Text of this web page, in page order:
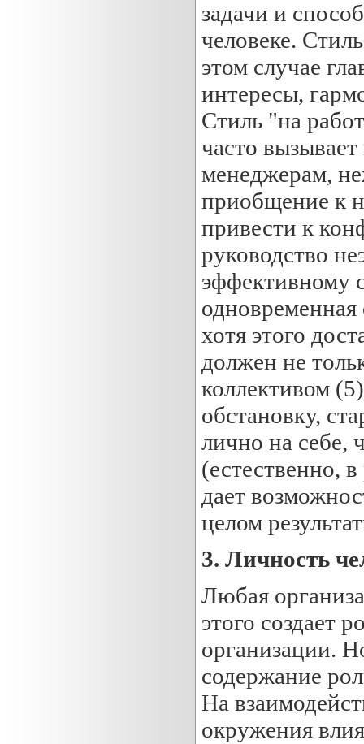
задачи и
человеке.
этом случае
интересы,
Стиль "на
часто
менеджерам,
приобщение к
привести к
руководство
эффективному
хотя этого
должен не
коллективом
обстановку,
лично на себе,
(естественно,
дает
целом
3. Личность
Любая
этого создает
организации.
содержание
На
окружения